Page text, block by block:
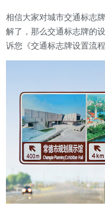
相信大家对城市交通标志
解了，那么交通标志牌的
诉您《交通标志牌设置流程